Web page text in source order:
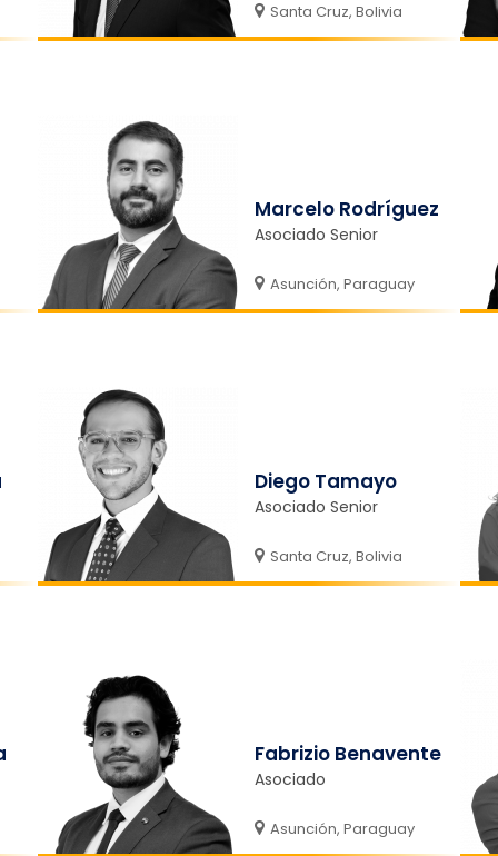
Santa Cruz, Bolivia
Marcelo Rodríguez
Asociado Senior
Asunción, Paraguay
Diego Tamayo
Asociado Senior
Santa Cruz, Bolivia
Fabrizio Benavente
Asociado
Asunción, Paraguay